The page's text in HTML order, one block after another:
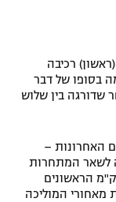
רכיבה
טוקיו 2020, וסיימה בסופו של דבר
(137 ק"מ) במקום ה-24, לאחר שדורגה בין שלוש
האחרונות –
לשאר המתחרות
צמד המובילות האחרות. את 96.6 הק"מ הראשונים
בזמן של 2:53:29, 21 שניות מאחורי המוליכה